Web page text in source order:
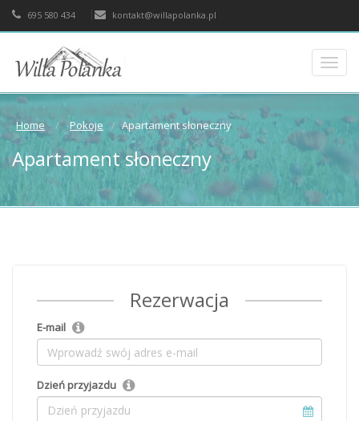
695 580 434 kontakt@willapolanka.pl
Home Pokoje Apartament słoneczny
Apartament słoneczny
Rezerwacja
E-mail
Dzień przyjazdu